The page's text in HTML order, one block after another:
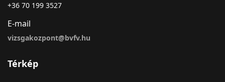
+36 70 199 3527
E-mail
vizsgakozpont@bvfv.hu
Térkép